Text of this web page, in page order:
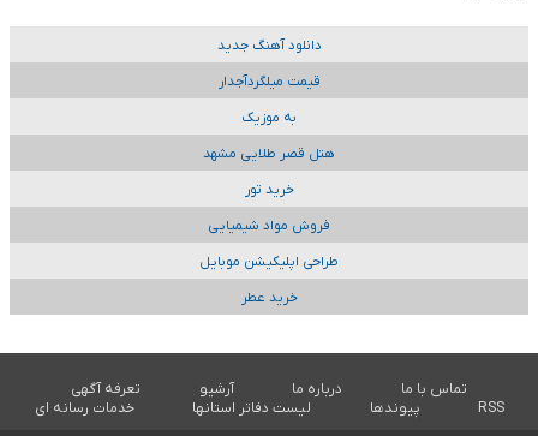
دانلود آهنگ جدید
قیمت میلگردآجدار
به موزیک
هتل قصر طلایی مشهد
خرید تور
فروش مواد شیمیایی
طراحی اپلیکیشن موبایل
خرید عطر
تماس با ما درباره ما آرشیو
تعرفه آگهی
RSS
پیوندها لیست دفاتر استانها خدمات رسانه ای